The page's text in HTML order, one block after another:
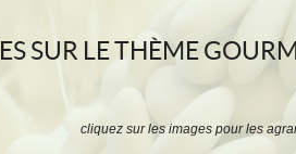
SUR LE THÈME
cliquez sur les images pour les